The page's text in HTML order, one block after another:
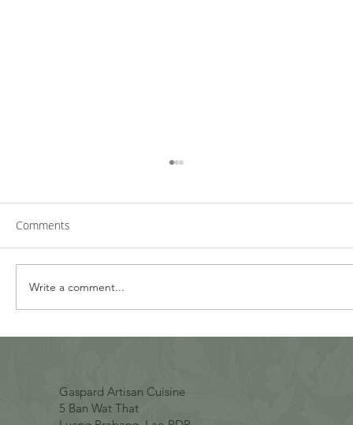
Rosewood
Comments
Write a comment...
Gaspard Artisan Cuisine
5 Ban Wat That